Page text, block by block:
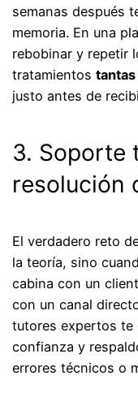
semanas después
memoria. En una
rebobinar y repetir
tratamientos
justo antes de
3. Soporte
resolución
El verdadero reto
la teoría, sino
cabina con un
con un canal
tutores expertos te
confianza y
errores técnicos o